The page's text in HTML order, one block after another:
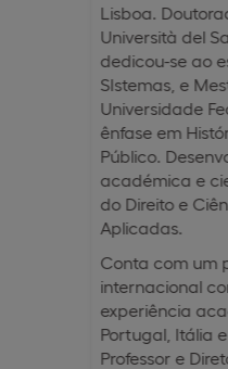
Lisboa.
Università del
dedicou-se ao
SIstemas, e
Universidade
ênfase em
Público.
académica e
do Direito e
Aplicadas.
Conta com um
internacional
experiência
Portugal, Itália e
Professor e